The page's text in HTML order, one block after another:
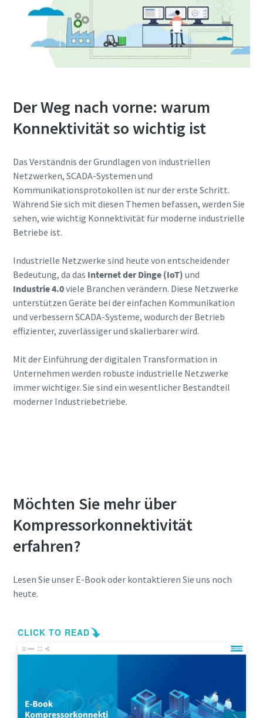
Der Weg nach vorne: warum
Konnektivität so wichtig ist
Das Verständnis der Grundlagen von industriellen
Netzwerken, SCADA-Systemen und
Kommunikationsprotokollen ist nur der erste Schritt.
Während Sie sich mit diesen Themen befassen, werden Sie
sehen, wie wichtig Konnektivität für moderne industrielle
Betriebe ist.
Industrielle Netzwerke sind heute von entscheidender
Bedeutung, da das Internet der Dinge (IoT) und
Industrie 4.0viele Branchen verändern. Diese Netzwerke
unterstützen Geräte bei der einfachen Kommunikation
und verbessern SCADA-Systeme, wodurch der Betrieb
effizienter, zuverlässiger und skalierbarer wird.
Mit der Einführung der digitalen Transformation in
Unternehmen werden robuste industrielle Netzwerke
immer wichtiger. Sie sind ein wesentlicher Bestandteil
moderner Industriebetriebe.
Möchten Sie mehr über
Kompressorkonnektivität
erfahren?
Lesen Sie unser E-Book oder kontaktieren Sie uns noch
heute.